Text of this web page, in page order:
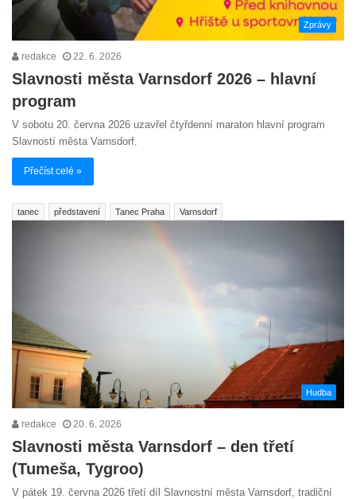
Zprávy
redakce 22. 6. 2026
Slavnosti města Varnsdorf 2026 – hlavní
program
V sobotu 20. června 2026 uzavřel čtyřdenní maraton hlavní program
Slavností města Varnsdorf.
Přečíst celé »
tanec představení Tanec Praha Varnsdorf
Hudba
redakce 20. 6. 2026
Slavnosti města Varnsdorf – den třetí
(Tumeša, Tygroo)
V pátek 19. června 2026 třetí díl Slavnostní města Varnsdorf, tradiční